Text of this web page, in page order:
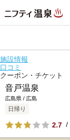
施設情報
口コミ
クーポン・チケット
音戸温泉
広島県 / 広島
日帰り
2.7 /